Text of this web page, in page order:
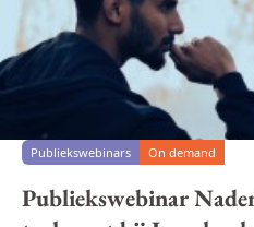
Publiekswebinars On demand
Publiekswebinar